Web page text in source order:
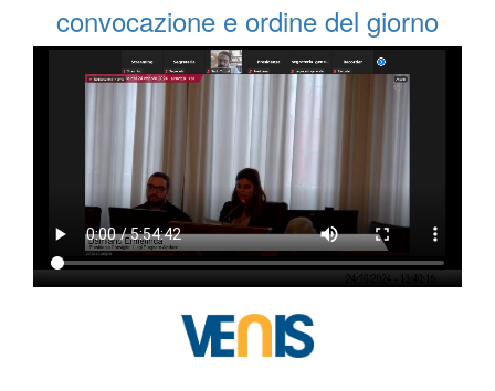
convocazione e ordine del giorno